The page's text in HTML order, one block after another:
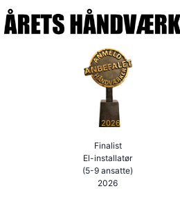
2026
Finalist
El-installatør
(5-9 ansatte)
2026